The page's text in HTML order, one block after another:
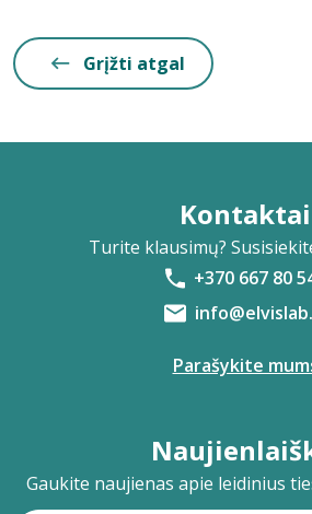
Grįžti atgal
Kontaktai
Turite klausimų?
+370 667 80
Parašykite
Gaukite naujienas apie leidinius